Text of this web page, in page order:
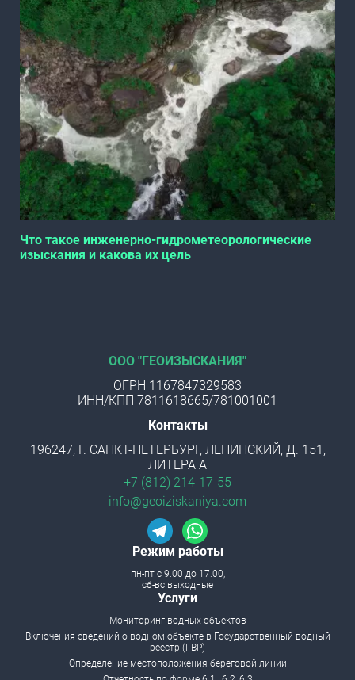
Что такое инженерно-гидрометеорологические
изыскания и какова их цель
ООО "ГЕОИЗЫСКАНИЯ"
ОГРН 1167847329583
ИНН/КПП 7811618665/781001001
Контакты
196247, Г. САНКТ-ПЕТЕРБУРГ, ЛЕНИНСКИЙ, Д. 151,
ЛИТЕРА А
+7 (812) 214-17-55
info@geoiziskaniya.com
Режим работы
пн-пт с 9.00 до 17.00,
сб-вс выходные
Услуги
Мониторинг водных объектов
Включения сведений о водном объекте в Государственный водный
реестр (ГВР)
Определение местоположения береговой линии